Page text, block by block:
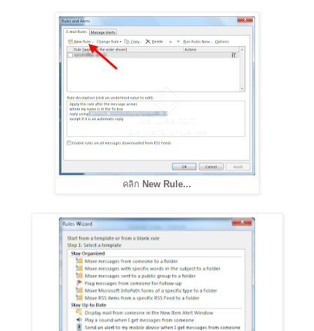
คลิก New Rule...